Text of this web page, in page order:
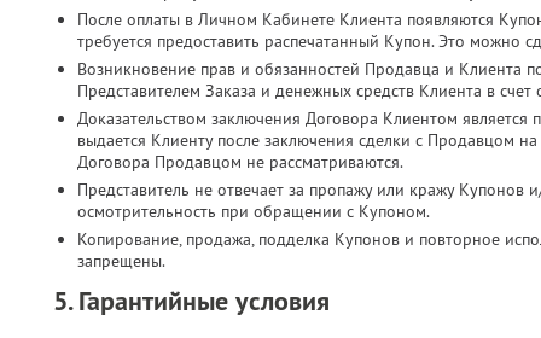
После оплаты в Личном Кабинете Клиента появляются
требуется предоставить распечатанный Купон. Это можно
Возникновение прав и обязанностей Продавца и Клиента
Представителем Заказа и денежных средств Клиента в
Доказательством заключения Договора Клиентом
выдается Клиенту после заключения сделки с Продавцом
Договора Продавцом не рассматриваются.
Представитель не отвечает за пропажу или кражу
осмотрительность при обращении с Купоном.
Копирование, продажа, подделка Купонов и повторное
запрещены.
5. Гарантийные условия